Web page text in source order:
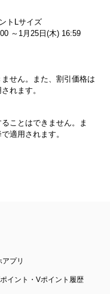
トLサイズ
～1月25日(木) 16:59
せん。また、割引価格は
れます。
ことはできません。ま
適用されます。
アプリ
イント・Vポイント履歴